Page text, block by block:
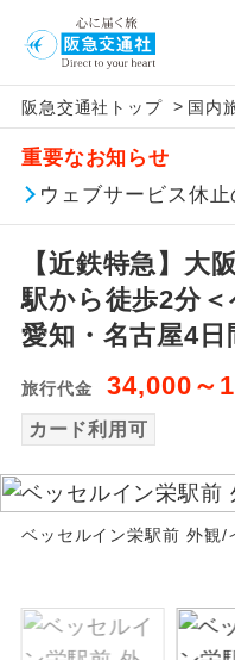
阪急交通社トップ > 国内
重要なお知らせ
ウェブサービス休
【近鉄特急】
駅から徒歩2分
愛知・名古屋4日
旅行代金 34,000～
カード利用可
ベッセルイン栄駅前 外観/
アイコン
添乗員同行
往路
（
現地添乗員同
行
現
（
バスガイド乗
バ
が
新コース
世界遺産
ユ
温泉 温